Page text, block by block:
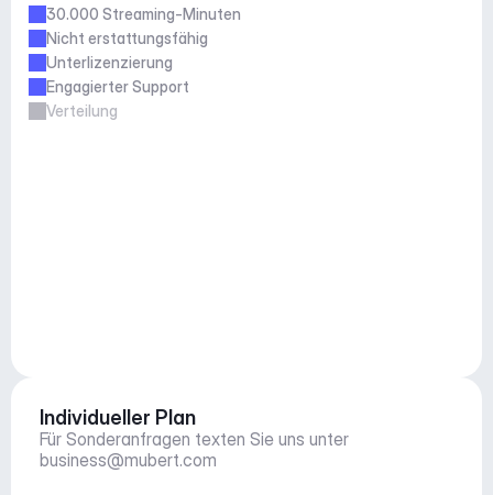
30.000 Streaming-Minuten
Nicht erstattungsfähig
Unterlizenzierung
Engagierter Support
Verteilung
Individueller Plan
business@mubert.com